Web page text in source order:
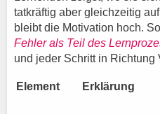
tatkräftig aber gleichzeitig
bleibt die Motivation hoch.
Fehler als Teil des
und jeder Schritt in Richtung
Element Erklärung